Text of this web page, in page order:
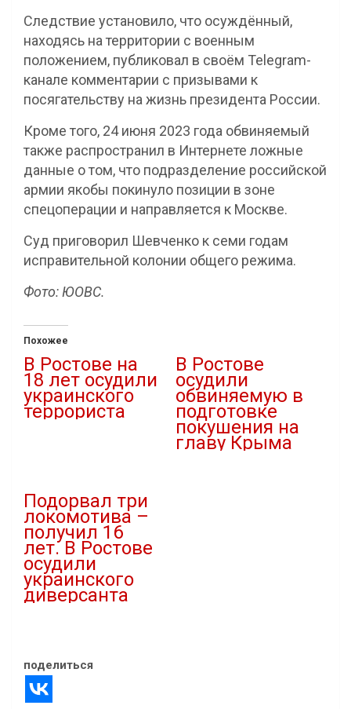
Следствие установило, что осуждённый,
находясь на территории с военным
положением, публиковал в своём Telegram-
канале комментарии с призывами к
посягательству на жизнь президента России.
Кроме того, 24 июня 2023 года обвиняемый
также распространил в Интернете ложные
данные о том, что подразделение российской
армии якобы покинуло позиции в зоне
спецоперации и направляется к Москве.
Суд приговорил Шевченко к семи годам
исправительной колонии общего режима.
Фото: ЮОВС.
Похожее
В Ростове на
18 лет осудили
украинского
террориста
В Ростове
осудили
обвиняемую в
подготовке
покушения на
главу Крыма
Подорвал три
локомотива –
получил 16
лет. В Ростове
осудили
украинского
диверсанта
поделиться